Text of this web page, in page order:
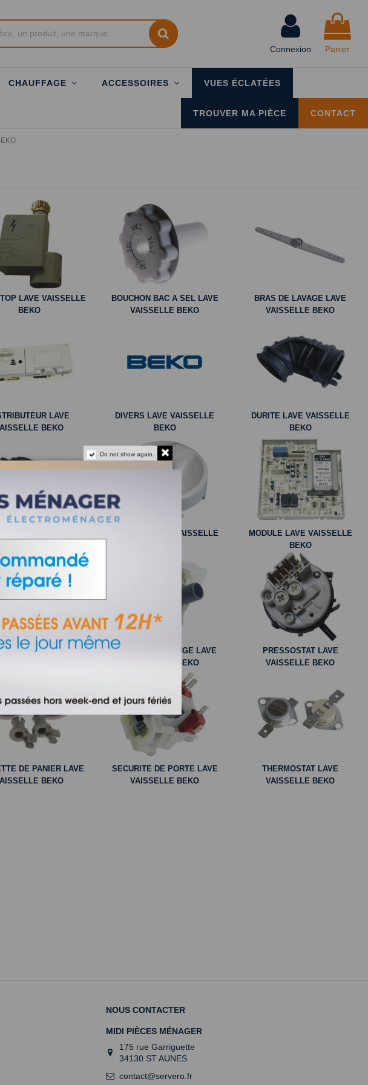
Connexion Panier
CHAUFFAGE ACCESSOIRES VUES ÉCLATÉES
CONTACT
TROUVER MA PIÈCE
LAVE VAISSELLE
BEKO
BOUCHON BAC A SEL LAVE
VAISSELLE BEKO
BRAS DE LAVAGE LAVE
VAISSELLE BEKO
LAVE
BEKO
DIVERS LAVE VAISSELLE
BEKO
DURITE LAVE VAISSELLE
BEKO
MANETTE LAVE VAISSELLE
MODULE LAVE VAISSELLE
BEKO
DE CYCLAGE LAVE
POMPE DE VIDANGE LAVE
VAISSELLE BEKO
PRESSOSTAT LAVE
VAISSELLE BEKO
DE PANIER LAVE
BEKO
SECURITE DE PORTE LAVE
VAISSELLE BEKO
THERMOSTAT LAVE
VAISSELLE BEKO
NOUS CONTACTER
MIDI PIÈCES MÉNAGER
175 rue Garriguette
34130 ST AUNES
contact@servero.fr
Do not show again.